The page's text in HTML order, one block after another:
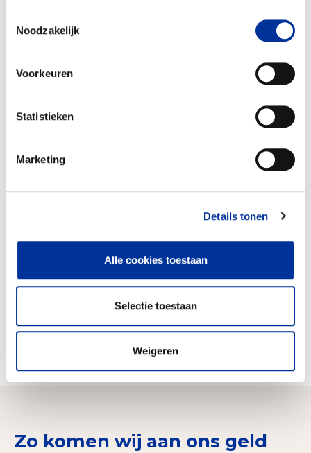
Noodzakelijk
Voorkeuren
Statistieken
Marketing
Details tonen
Alle cookies toestaan
Selectie toestaan
Weigeren
werkzaamheden in het landschap en de daarbij
vrijwilligerswerk in het landschap
Samenwerking tussen betrokken partijen
bevorderen in het landschap
met een afstand tot de arbeidsmarkt in het
Zo komen wij aan ons geld